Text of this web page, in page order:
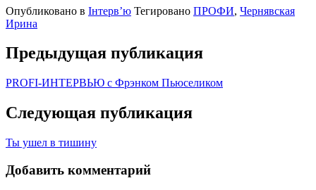
Опубликовано в Інтервʼю Тегировано ПРОФИ, Чернявская
Ирина
Предыдущая публикация
PROFI-ИНТЕРВЬЮ с Фрэнком Пьюселиком
Следующая публикация
Ты ушел в тишину
Добавить комментарий